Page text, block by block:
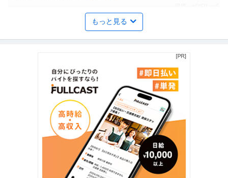
調布／防衛シェルターの現場管理防衛省や警視庁との取引多数で
安定基盤土日祝休・残業20時間弱
ワールドネットインターナショナル株式会社
ワールドネットインターナショナル株式会社 【調布】防衛シェルターの現場
管理◆防衛省や警視庁との取引 …続きを見る
内部監査・内部統制 ／ オペレーション統括部 業務管理部：内部
統制 マネージャー候補（C＆M）
楽天グループ株式会社
ストックオプション グローバル企業
年収800万円〜1,000万円
【職種】管理＞内部監査・内部統制 【業種】IT・インターネット＞インター
ネットサービス ※会員属性
…続きを見る
もっと見る